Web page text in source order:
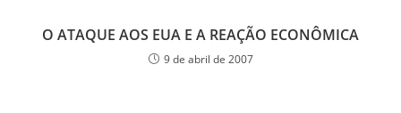
O ATAQUE AOS EUA E A REAÇÃO ECONÔMICA
9 de abril de 2007